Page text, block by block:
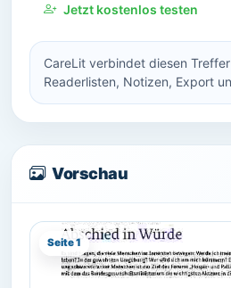
Jetzt kostenlos testen
CareLit verbindet diesen
Readerlisten, Notizen, Export
Vorschau
Seite 1